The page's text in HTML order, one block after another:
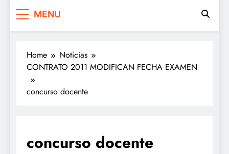
MENU
Home
Noticias
CONTRATO 2011 MODIFICAN FECHA EXAMEN
concurso docente
concurso docente